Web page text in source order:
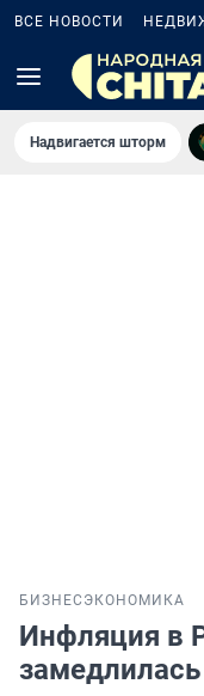
ВСЕ НОВОСТИ
Надвигается шторм
БИЗНЕС ЭКОНОМИКА
Инфляция в